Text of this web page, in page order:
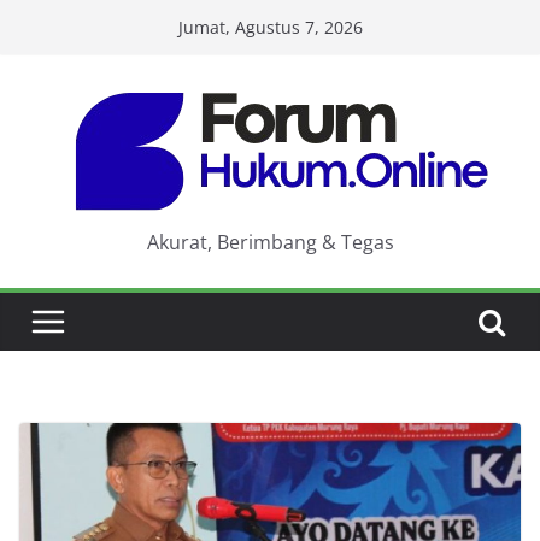
Jumat, Agustus 7, 2026
Akurat, Berimbang & Tegas